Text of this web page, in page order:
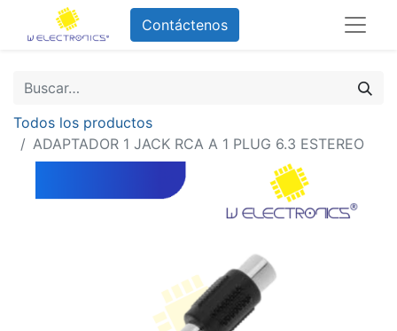
Contáctenos
Todos los productos
ADAPTADOR 1 JACK RCA A 1 PLUG 6.3 ESTEREO